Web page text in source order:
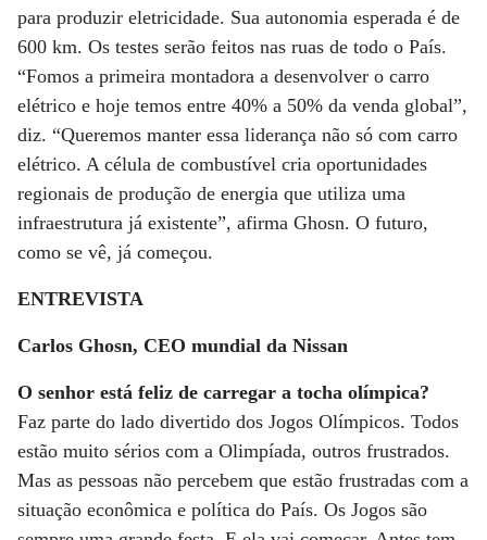
para produzir eletricidade. Sua autonomia esperada é de
600 km. Os testes serão feitos nas ruas de todo o País.
“Fomos a primeira montadora a desenvolver o carro
elétrico e hoje temos entre 40% a 50% da venda global”,
diz. “Queremos manter essa liderança não só com carro
elétrico. A célula de combustível cria oportunidades
regionais de produção de energia que utiliza uma
infraestrutura já existente”, afirma Ghosn. O futuro,
como se vê, já começou.
ENTREVISTA
Carlos Ghosn, CEO mundial da Nissan
O senhor está feliz de carregar a tocha olímpica?
Faz parte do lado divertido dos Jogos Olímpicos. Todos
estão muito sérios com a Olimpíada, outros frustrados.
Mas as pessoas não percebem que estão frustradas com a
situação econômica e política do País. Os Jogos são